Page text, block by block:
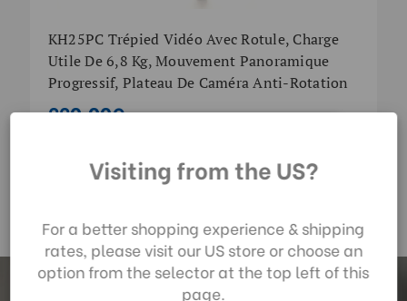
KH25PC Trépied Vidéo Avec Rotule, Charge
Utile De 6,8 Kg, Mouvement Panoramique
Progressif, Plateau De Caméra Anti-Rotation
220,00€
En utilisant notre site
web, vous acceptez la
telle que décrite dans
notreAvis de
Confidentialité.
Visiting from the US?
For a better shopping experience & shipping
rates, please visit our US store or choose an
option from the selector at the top left of this
page.